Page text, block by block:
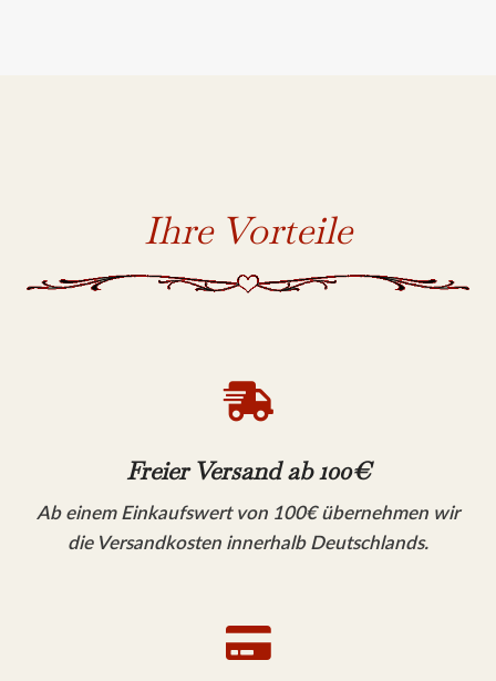
Ihre Vorteile

Freier Versand ab 100€
Ab einem Einkaufswert von 100€ übernehmen wir
die Versandkosten innerhalb Deutschlands.
